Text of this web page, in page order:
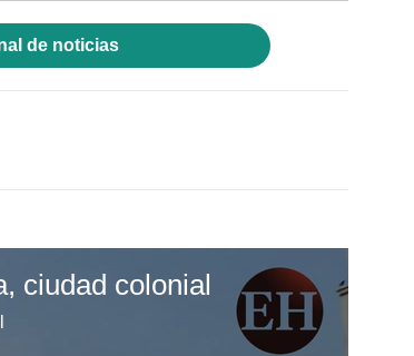
de noticias
ciudad colonial